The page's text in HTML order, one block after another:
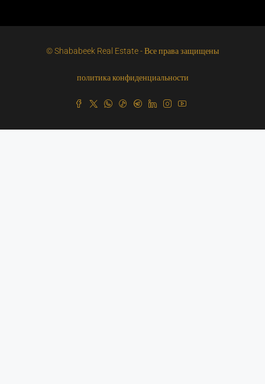
© Shababeek Real Estate - Все права защищены
политика конфиденциальности